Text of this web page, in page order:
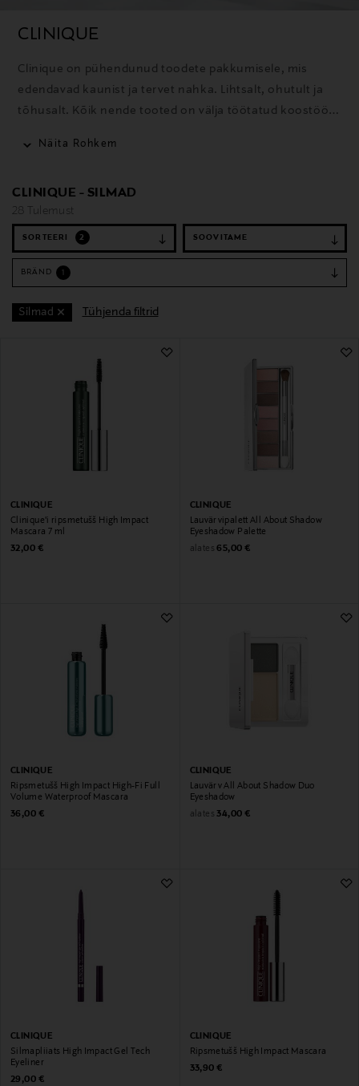
CLINIQUE
Clinique on pühendunud toodete pakkumisele, mis
edendavad kaunist ja tervet nahka. Lihtsalt, ohutult ja
tõhusalt. Kõik nende tooted on välja töötatud koostöös
ärritamata.
Näita Rohkem
CLINIQUE - SILMAD
28 Tulemust
SORTEERI 2
BRÄND
Silmad Tühjenda filtrid
CLINIQUE
Clinique'i ripsmetušš High Impact
Mascara 7 ml
Original Price
32,00 €
CLINIQUE
Lauvärvipalett All About Shadow
Eyeshadow Palette
alates Original Price
65,00 €
CLINIQUE
Ripsmetušš High Impact High-Fi Full
Volume Waterproof Mascara
Original Price
36,00 €
CLINIQUE
Lauvärv All About Shadow Duo
Eyeshadow
alates Original Price
34,00 €
CLINIQUE
Silmapliiats High Impact Gel Tech
Eyeliner
Original Price
29,00 €
CLINIQUE
Ripsmetušš High Impact Mascara
Original Price
33,90 €